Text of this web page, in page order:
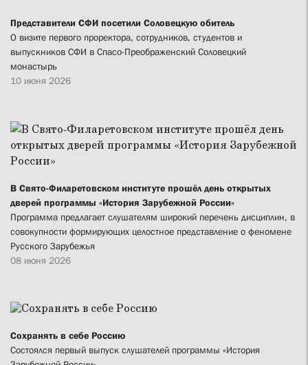
Представители СФИ посетили Соловецкую обитель
О визите первого проректора, сотрудников, студентов и
выпускников СФИ в Спасо-Преображенский Соловецкий
монастырь
10 июня 2026
В Свято-Филаретовском институте прошёл день открытых
дверей программы «История Зарубежной России»
Программа предлагает слушателям широкий перечень дисциплин, в
совокупности формирующих целостное представление о феномене
Русского Зарубежья
08 июня 2026
Сохранять в себе Россию
Состоялся первый выпуск слушателей программы «История